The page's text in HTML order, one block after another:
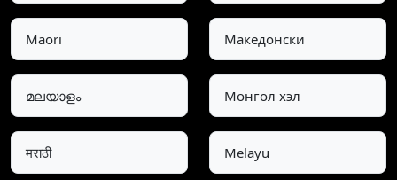
Maori Македонски
മലയാളം Монгол хэл
मराठी Melayu